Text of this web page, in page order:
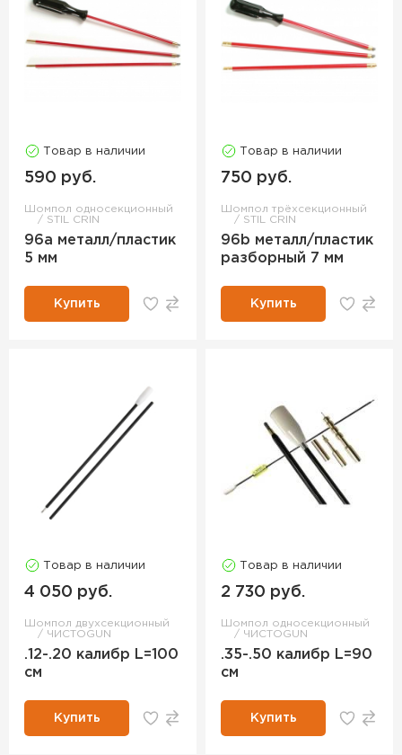
Товар в наличии
590 руб.
Шомпол односекционный
STIL CRIN
96a металл/пластик
5 мм
Купить
Товар в наличии
750 руб.
Шомпол трёхсекционный
STIL CRIN
96b металл/пластик
разборный 7 мм
Купить
Товар в наличии
4 050 руб.
Шомпол двухсекционный
ЧИСТОGUN
.12-.20 калибр L=100
см
Купить
Товар в наличии
2 730 руб.
Шомпол односекционный
ЧИСТОGUN
.35-.50 калибр L=90
см
Купить